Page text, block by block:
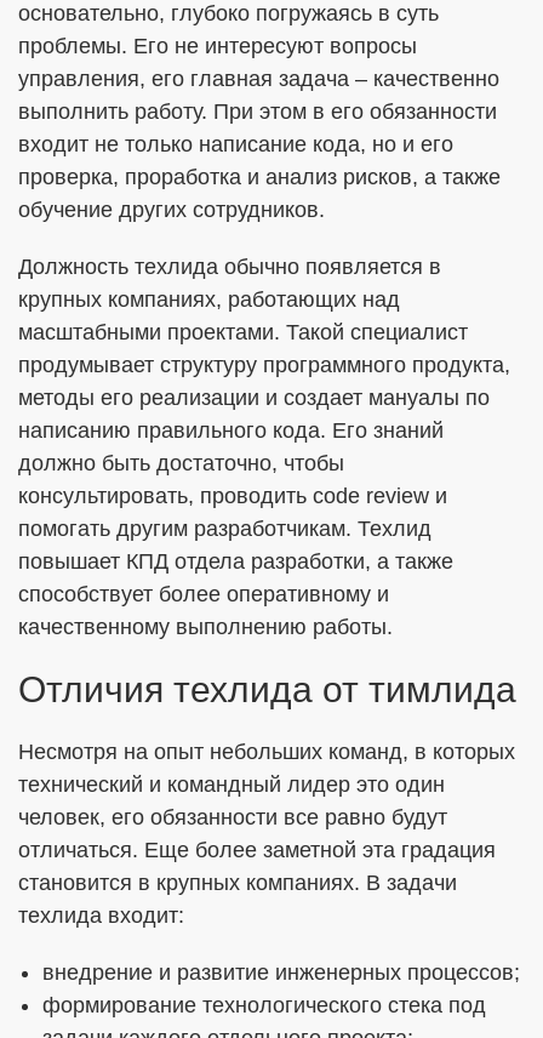
основательно, глубоко погружаясь в суть
проблемы. Его не интересуют вопросы
управления, его главная задача – качественно
выполнить работу. При этом в его обязанности
входит не только написание кода, но и его
проверка, проработка и анализ рисков, а также
обучение других сотрудников.
Должность техлида обычно появляется в
крупных компаниях, работающих над
масштабными проектами. Такой специалист
продумывает структуру программного продукта,
методы его реализации и создает мануалы по
написанию правильного кода. Его знаний
должно быть достаточно, чтобы
консультировать, проводить code review и
помогать другим разработчикам. Техлид
повышает КПД отдела разработки, а также
способствует более оперативному и
качественному выполнению работы.
Отличия техлида от тимлида
Несмотря на опыт небольших команд, в которых
технический и командный лидер это один
человек, его обязанности все равно будут
отличаться. Еще более заметной эта градация
становится в крупных компаниях. В задачи
техлида входит:
внедрение и развитие инженерных процессов;
формирование технологического стека под